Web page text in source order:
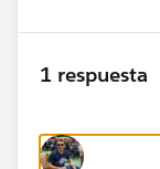
1 respuesta